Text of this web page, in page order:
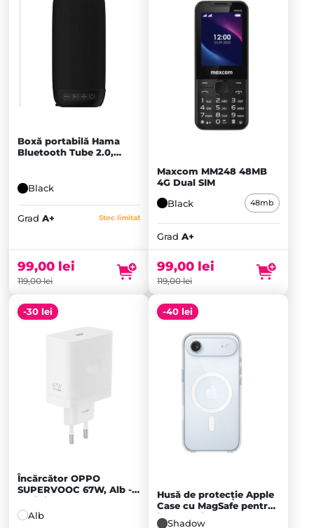
Boxă portabilă Hama
Bluetooth Tube 2.0,
Black
Grad A+ Stoc limitat
119,00lei
Prețul
fost:
119,00 lei.
99,00 lei
este:
99,00 lei.
Maxcom MM248 48MB
4G Dual SIM
Black
48mb
Grad A+
119,00lei
inițial
fost:
119,00 lei.
99,00 lei
Prețul
este:
99,00 lei.
-30 lei
Încărcător OPPO
SUPERVOOC 67W, Alb -
Resigilat
Alb
inițial
Prețul
-40 lei
Husă de protecție Apple
Case cu MagSafe pentru
iPhone Air, Frost
Shadow